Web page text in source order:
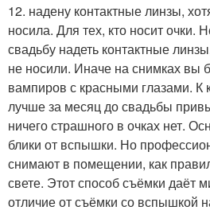
12. надену контактные линзы,
носила. Для тех, кто носит очки.
свадьбу надеть контактные
не носили. Иначе на снимках вы
вампиров с красными глазами. К
лучше за месяц до свадьбы
ничего страшного в очках нет.
блики от вспышки. Но
снимают в помещении, как
свете. Этот способ съёмки даёт
отличие от съёмки со вспышкой